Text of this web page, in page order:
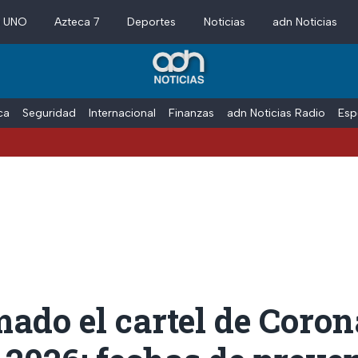
Azteca 7 Deportes Noticias adn Noticias
Seguridad Internacional Finanzas adn Noticias Radio
el cartel de